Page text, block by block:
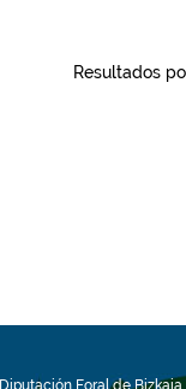
Resultados